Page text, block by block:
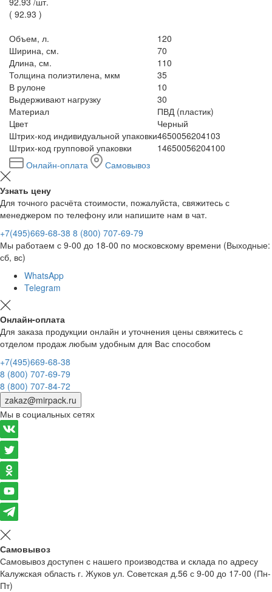
( 92.93 )
Объем, л.
120
Ширина, см.
70
Длина, см.
110
Толщина полиэтилена, мкм
35
В рулоне
10
Выдерживают нагрузку
30
Материал
ПВД (пластик)
Цвет
Черный
Штрих-код индивидуальной упаковки4650056204103
Штрих-код групповой упаковки
14650056204100
Онлайн-оплата
Самовывоз
Узнать цену
Для точного расчёта стоимости, пожалуйста, свяжитесь с
менеджером по телефону или напишите нам в чат.
+7(495)669-68-38 8 (800) 707-69-79
Мы работаем с 9-00 до 18-00 по московскому времени (Выходные:
сб, вс)
WhatsApp
Telegram
Онлайн-оплата
Для заказа продукции онлайн и уточнения цены свяжитесь с
отделом продаж любым удобным для Вас способом
+7(495)669-68-38
8 (800) 707-69-79
8 (800) 707-84-72
zakaz@mirpack.ru
Мы в социальных сетях
Самовывоз
Самовывоз доступен с нашего производства и склада по адресу
Калужская область г. Жуков ул. Советская д.56 с 9-00 до 17-00 (Пн-
Пт)